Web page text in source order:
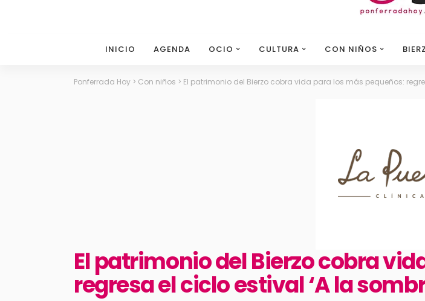
INICIO AGENDA OCIO CULTURA CON NIÑOS
Ponferrada Hoy > Con niños > El patrimonio del Bierzo cobra vida para los más pequeños:
El patrimonio del Bierzo cobra
regresa el ciclo estival ‘A la